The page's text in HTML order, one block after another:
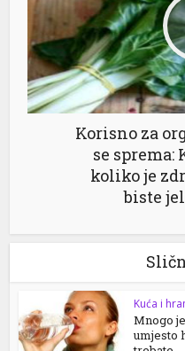
Korisno za
se sprema:
koliko je
biste
Kuća i
Mnogo
umjesto